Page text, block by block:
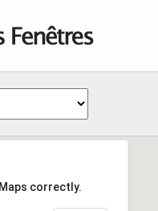
correctly.